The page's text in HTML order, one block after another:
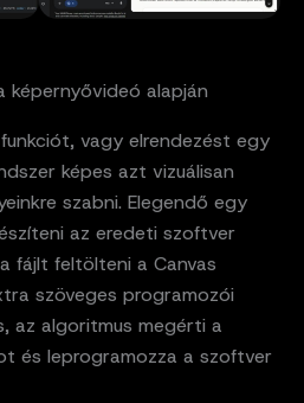
képernyővideó alapján
vagy elrendezést egy
képes azt vizuálisan
szabni. Elegendő egy
az eredeti szoftver
fájlt feltölteni a Canvas
szöveges programozói
az algoritmus megérti a
és leprogramozza a szoftver